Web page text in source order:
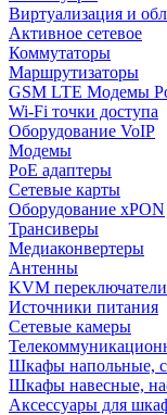
Виртуализация и
Активное сетевое
Коммутаторы
Маршрутизаторы
GSM LTE Модемы
Wi-Fi точки доступа
Оборудование VoIP
Модемы
PoE адаптеры
Сетевые карты
Оборудование xPON
Трансиверы
Медиаконвертеры
Антенны
KVM переключатели
Источники питания
Сетевые камеры
Шкафы напольные,
Шкафы навесные,
Аксессуары для